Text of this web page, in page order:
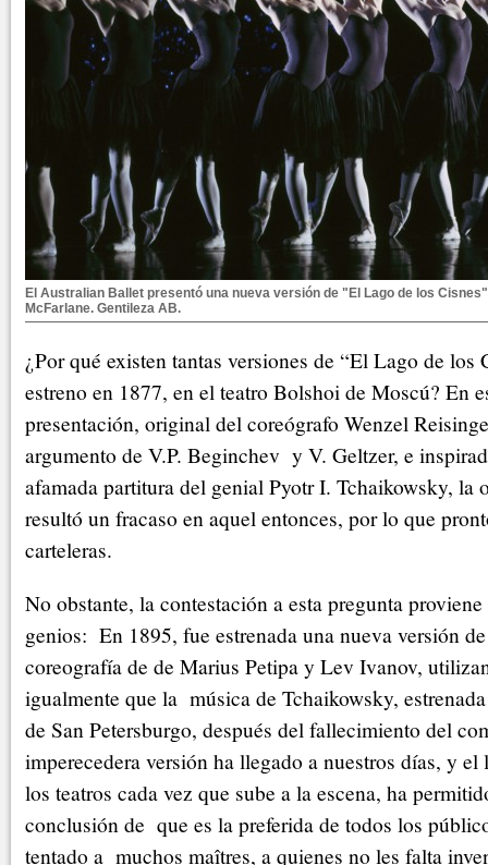
El Australian Ballet presentó una nueva versión de "El Lago de los
McFarlane. Gentileza AB.
¿Por qué existen tantas versiones de “El Lago de los
estreno en 1877, en el teatro Bolshoi de Moscú? En
presentación, original del coreógrafo Wenzel
argumento de V.P. Beginchev y V. Geltzer, e
afamada partitura del genial Pyotr I. Tchaikowsky, la
resultó un fracaso en aquel entonces, por lo que
carteleras.
No obstante, la contestación a esta pregunta
genios: En 1895, fue estrenada una nueva versión
coreografía de de Marius Petipa y Lev Ivanov,
igualmente que la música de Tchaikowsky,
de San Petersburgo, después del fallecimiento del
imperecedera versión ha llegado a nuestros días, y
los teatros cada vez que sube a la escena, ha
conclusión de que es la preferida de todos los
tentado a muchos maîtres, a quienes no les falta